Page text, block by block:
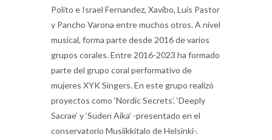
Polito e Israel Fernandez, Xavibo, Luis Pastor
y Pancho Varona entre muchos otros. A nivel
musical, forma parte desde 2016 de varios
grupos corales. Entre 2016-2023 ha formado
parte del grupo coral performativo de
mujeres XYK Singers. En este grupo realizó
proyectos como ‘Nordic Secrets’, ‘Deeply
Sacrae’ y ‘Suden Aika’ -presentado en el
conservatorio Musiikkitalo de Helsinki-.